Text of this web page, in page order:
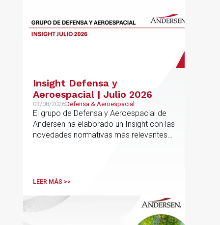
Insight Defensa y
Aeroespacial | Julio 2026
03/08/2026Defensa & Aeroespacial
El grupo de Defensa y Aeroespacial de
Andersen ha elaborado un Insight con las
novedades normativas más relevantes
LEER MÁS >>